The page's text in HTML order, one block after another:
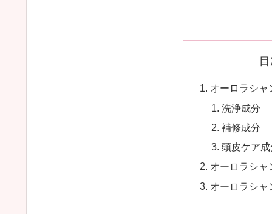
オーロラシャ
洗浄成分
補修成分
頭皮ケア
オーロラシャ
オーロラシャ